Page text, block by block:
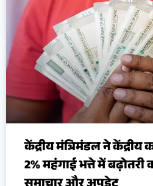
केंद्रीय मंत्रिमंडल ने केंद्रीय
2% महंगाई भत्ते में